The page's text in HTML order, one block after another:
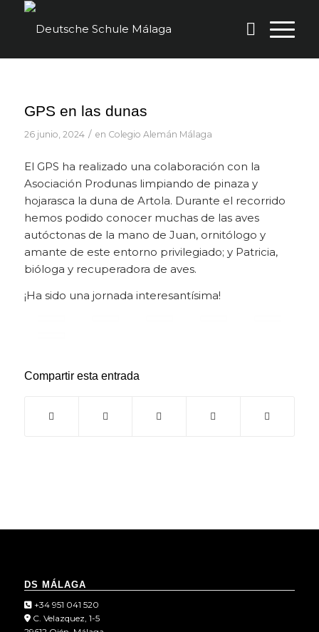
GPS en las dunas
26 junio, 2024 / en Colegio Alemán Málaga
El GPS ha realizado una colaboración con la
Asociación Produnas limpiando de pinaza y
hojarasca la duna de Artola. Durante el recorrido
hemos podido conocer muchas de las aves
autóctonas de la mano de Juan, ornitólogo y
amante de este entorno privilegiado; y Patricia,
bióloga y recuperadora de aves.
¡Ha sido una jornada interesantísima!
Compartir esta entrada
DS MÁLAGA
+34 951 041 520
C. Velazquez, 1-5